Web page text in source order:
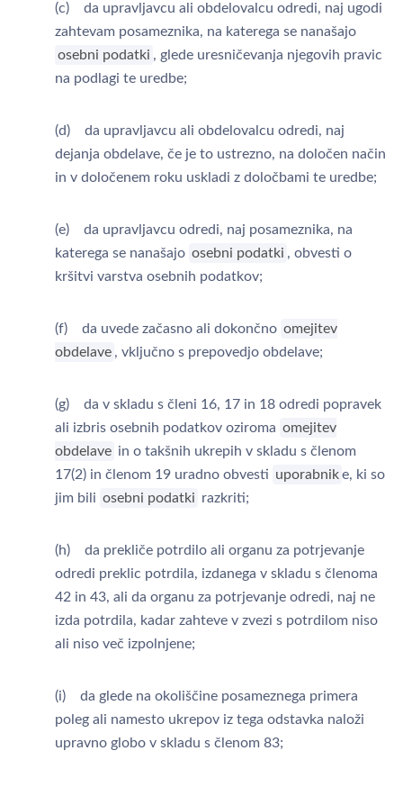
(c) da upravljavcu ali obdelovalcu odredi, naj ugodi
zahtevam posameznika, na katerega se nanašajo
osebni podatki , glede uresničevanja njegovih pravic
na podlagi te uredbe;
(d) da upravljavcu ali obdelovalcu odredi, naj
dejanja obdelave, če je to ustrezno, na določen način
in v določenem roku uskladi z določbami te uredbe;
(e) da upravljavcu odredi, naj posameznika, na
katerega se nanašajo osebni podatki , obvesti o
kršitvi varstva osebnih podatkov;
(f) da uvede začasno ali dokončno omejitev
obdelave , vključno s prepovedjo obdelave;
(g) da v skladu s členi 16, 17 in 18 odredi popravek
ali izbris osebnih podatkov oziroma omejitev
obdelave in o takšnih ukrepih v skladu s členom
17(2) in členom 19 uradno obvesti uporabnik e, ki so
jim bili osebni podatki razkriti;
(h) da prekliče potrdilo ali organu za potrjevanje
odredi preklic potrdila, izdanega v skladu s členoma
42 in 43, ali da organu za potrjevanje odredi, naj ne
izda potrdila, kadar zahteve v zvezi s potrdilom niso
ali niso več izpolnjene;
(i) da glede na okoliščine posameznega primera
poleg ali namesto ukrepov iz tega odstavka naloži
upravno globo v skladu s členom 83;